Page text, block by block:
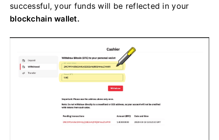
successful, your funds will be reflected in your
blockchain wallet.